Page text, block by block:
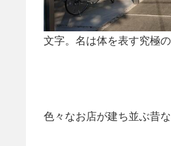
文字。名は体を表す究極の
色々なお店が建ち並ぶ昔